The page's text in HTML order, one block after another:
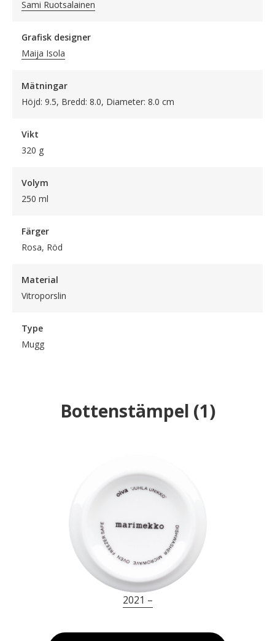
Sami Ruotsalainen
Grafisk designer
Maija Isola
Mätningar
Höjd: 9.5, Bredd: 8.0, Diameter: 8.0 cm
Vikt
320 g
Volym
250 ml
Färger
Rosa, Röd
Material
Vitroporslin
Type
Mugg
Bottenstämpel (1)
2021 –